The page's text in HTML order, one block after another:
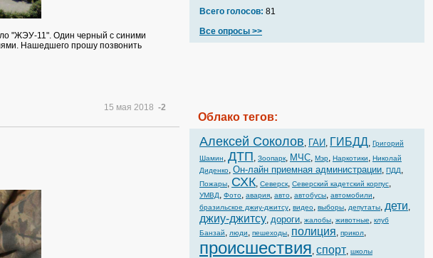
"ЖЭУ-11". Один черный с синими
Нашедшего прошу позвонить
15 мая 2018 -2
Всего голосов: 81
Все опросы >>
Облако тегов:
Алексей Соколов, ГАИ, ГИБДД, Григорий
Шамин, ДТП, Зоопарк, МЧС, Мэр, Наркотики, Николай
Диденко, Он-лайн приемная администрации, ПДД,
Пожары, СХК, Северск, Северский кадетский корпус,
УМВД, Фото, авария, авто, автобусы, автомобили,
бразильское джиу-джитсу, видео, выборы, депутаты, дети,
джиу-джитсу, дороги, жалобы, животные, клуб
Банзай, люди, пешеходы, полиция, прикол,
происшествия, спорт, школы